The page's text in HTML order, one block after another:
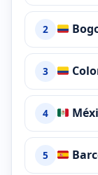
2
3
4
5